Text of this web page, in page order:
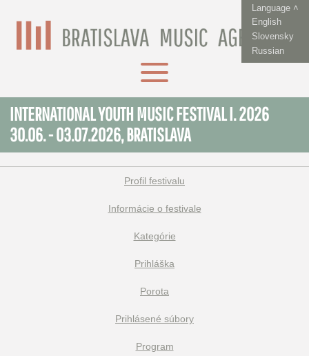
Language ˄
English
Slovensky
Russian
INTERNATIONAL YOUTH MUSIC FESTIVAL I. 2026
30.06. - 03.07.2026, BRATISLAVA
Profil festivalu
Informácie o festivale
Kategórie
Prihláška
Porota
Prihlásené súbory
Program